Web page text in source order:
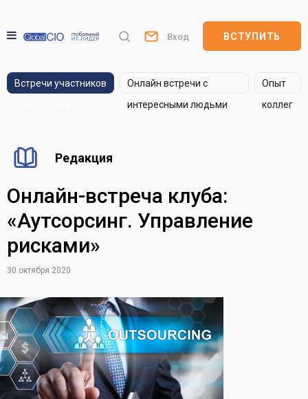
Вход ВСТУПИТЬ
Встречи участников
Онлайн встречи с
интересными людьми
Опыт
коллег
Редакция
Онлайн-встреча клуба:
«Аутсорсинг. Управление
рисками»
30 октября 2020